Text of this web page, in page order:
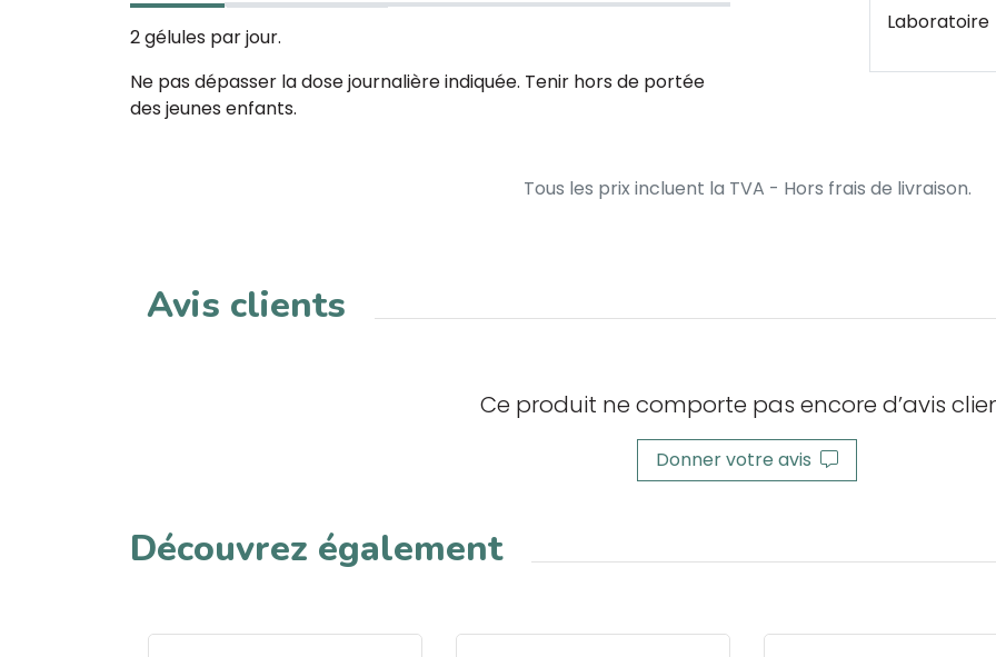
2 gélules par jour.
Ne pas dépasser la dose journalière indiquée. Tenir hors de portée
des jeunes enfants.
Laboratoire
Tous les prix incluent la TVA - Hors frais de livraison.
Avis clients
Ce produit ne comporte pas encore d’avis
Donner votre avis
Découvrez également